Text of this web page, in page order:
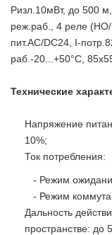
Ризл.10мВт, до 500
реж.раб., 4 реле
пит.AC/DC24, I-
раб.-20...+50°С,
Технические
Напряжение
10%;
Ток потребления:
- Режим
- Режим
Дальность
пространстве: до